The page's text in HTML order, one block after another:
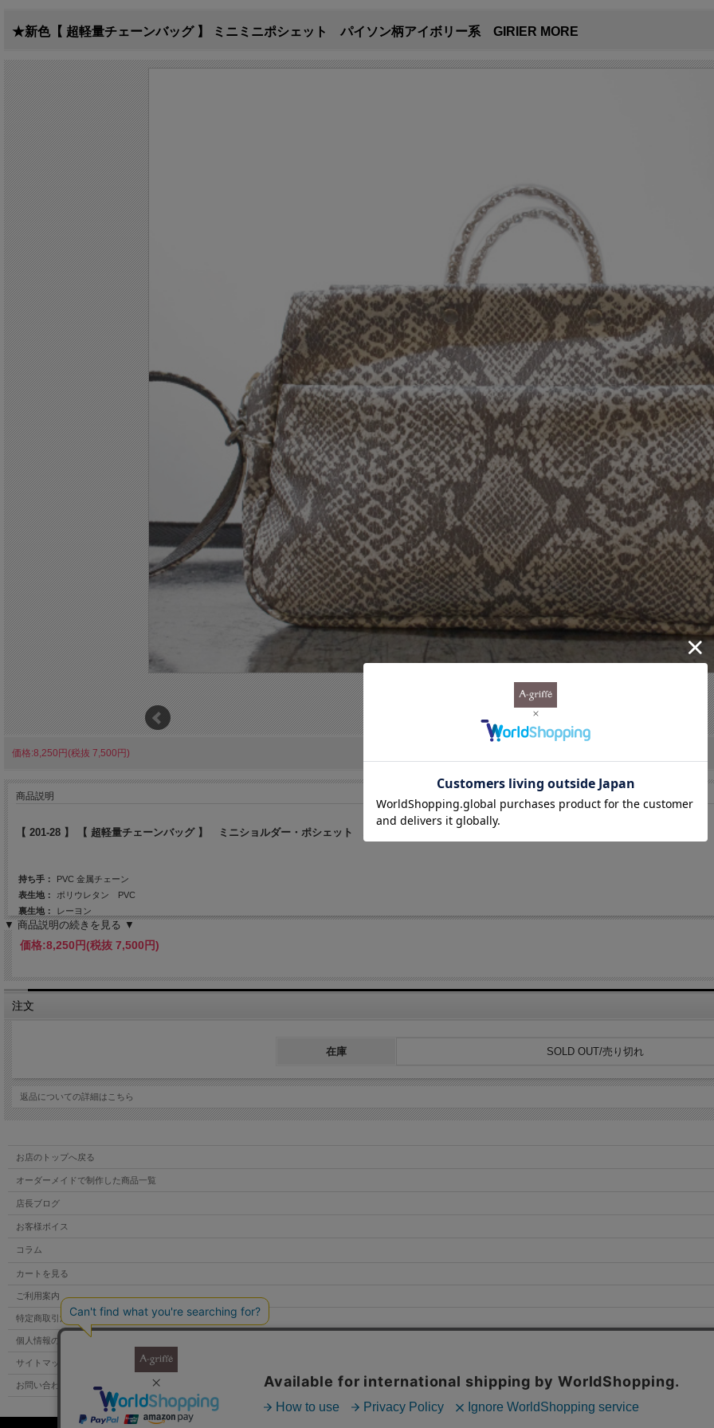
★新色【 超軽量チェーンバッグ 】 ミニミニポシェット パイソン柄アイボリー系 GIRIER MORE
価格:8,250円(税抜 7,500円)
商品説明
【 201-28 】 【 超軽量チェーンバッグ 】 ミニショルダー・ポシェット パイソン柄アイボリー系
持ち手：
PVC 金属チェーン
表生地：
ポリウレタン PVC
裏生地：
レーヨン
サイズ：
口幅 20cm、底幅 21cm、奥行 6.5 cm、高さ 14 cm、重さ 200g
持ち手の高さ 3 cm、ショルダー紐の長さ 74 cm～141 cm
【 超軽量チェーンバッグ 】 ミニショルダー・ポシェット パイソン柄アイボリー系 です
このシリーズの中で 一番小さいサイズのショルダーバッグです
▼ 商品説明の続きを見る ▼
価格:8,250円(税抜 7,500円)
注文
在庫 SOLD OUT/売り切れ
返品についての詳細はこちら
お店のトップへ戻る
オーダーメイドで制作した商品一覧
店長ブログ
お客様ボイス
コラム
カートを見る
ご利用案内
特定商取引法表示
個人情報の取扱い
サイトマップ
お問い合わせ